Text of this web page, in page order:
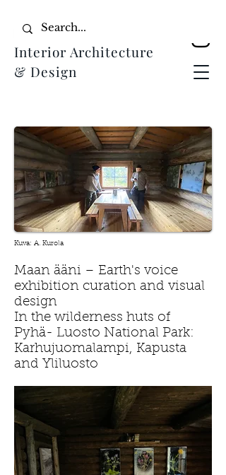
Interior Architecture
& Design
Kuva: A. Kurola
Maan ääni – Earth's voice
exhibition curation and visual
design
In the wilderness huts of
Pyhä- Luosto National Park:
Karhujuomalampi, Kapusta
and Yliluosto